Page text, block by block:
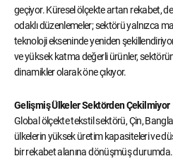
geçiyor. Küresel ölçekte artan rekabet,
odaklı düzenlemeler; sektörü yalnızca
teknoloji ekseninde yeniden
ve yüksek katma değerli ürünler,
dinamikler olarak öne çıkıyor.
Gelişmiş Ülkeler Sektörden Çekilmiyor
Global ölçekte tekstil sektörü, Çin,
ülkelerin yüksek üretim kapasiteleri ve
bir rekabet alanına dönüşmüş